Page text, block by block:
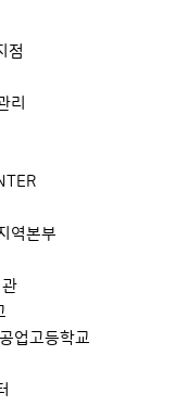
점
리
역본부
업고등학교